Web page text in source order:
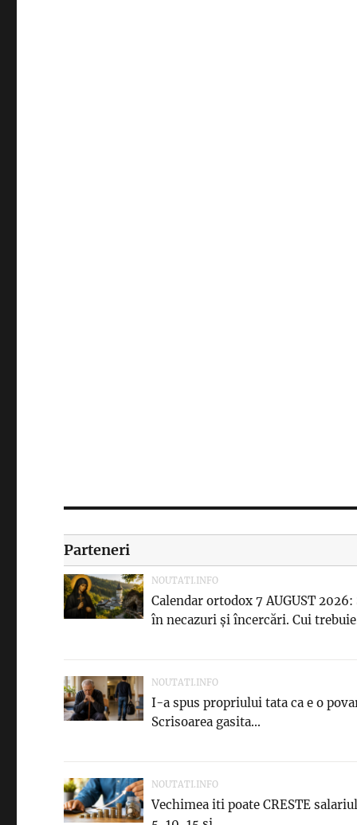
Parteneri
NOUTATI.INFO
Calendar ortodox 7 AUGUST 2026:
în necazuri și încercări. Cui
NOUTATI.INFO
I-a spus propriului tata ca e o
Scrisoarea gasita...
NOUTATI.INFO
Vechimea iti poate CRESTE